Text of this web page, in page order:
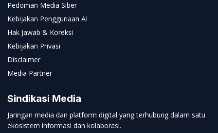
Pedoman Media Siber
Kebijakan Penggunaan AI
Hak Jawab & Koreksi
Kebijakan Privasi
Disclaimer
Media Partner
Sindikasi Media
Jaringan media dan platform digital yang terhubung dalam satu
ekosistem informasi dan kolaborasi.